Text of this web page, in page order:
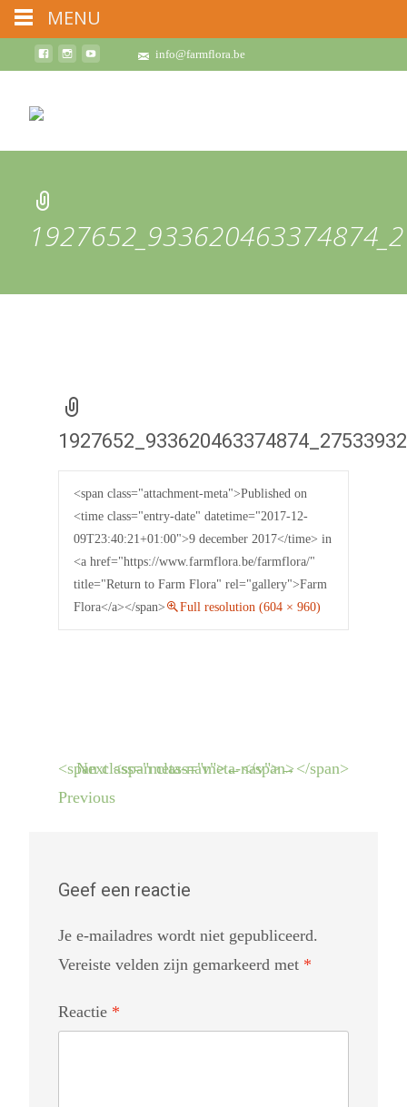
info@farmflora.be
<span class="attachment-meta">Published on
<time class="entry-date" datetime="2017-12-
09T23:40:21+01:00">9 december 2017</time> in
<a href="https://www.farmflora.be/farmflora/"
title="Return to Farm Flora" rel="gallery">Farm
Flora</a></span>
Full resolution (604 × 960)
<span class="meta-nav">←</span>
Previous
Next <span class="meta-nav">→</span>
Geef een reactie
Je e-mailadres wordt niet gepubliceerd.
Vereiste velden zijn gemarkeerd met *
Reactie *
MENU